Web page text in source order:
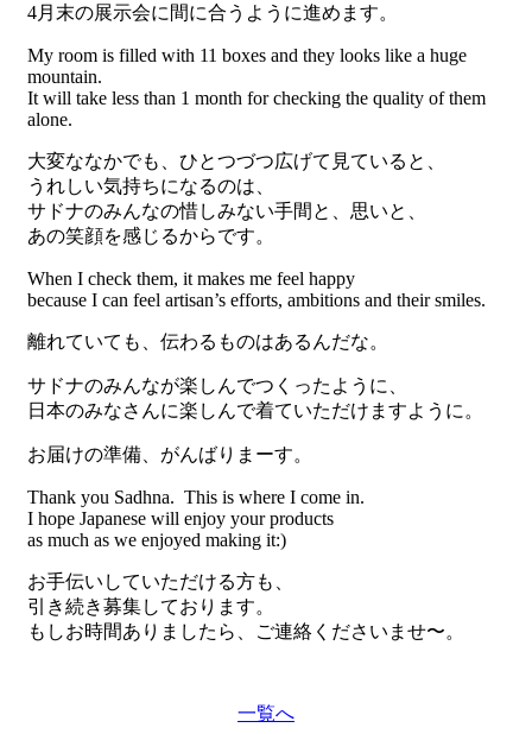
4月末の展示会に間に合うように進めます。
My room is filled with 11 boxes and they looks like a huge
mountain.
It will take less than 1 month for checking the quality of them
alone.
大変ななかでも、ひとつづつ広げて見ていると、
うれしい気持ちになるのは、
サドナのみんなの惜しみない手間と、思いと、
あの笑顔を感じるからです。
When I check them, it makes me feel happy
because I can feel artisan’s efforts, ambitions and their smiles.
離れていても、伝わるものはあるんだな。
サドナのみんなが楽しんでつくったように、
日本のみなさんに楽しんで着ていただけますように。
お届けの準備、がんばりまーす。
Thank you Sadhna. This is where I come in.
I hope Japanese will enjoy your products
as much as we enjoyed making it:)
お手伝いしていただける方も、
引き続き募集しております。
もしお時間ありましたら、ご連絡くださいませ〜。
一覧へ